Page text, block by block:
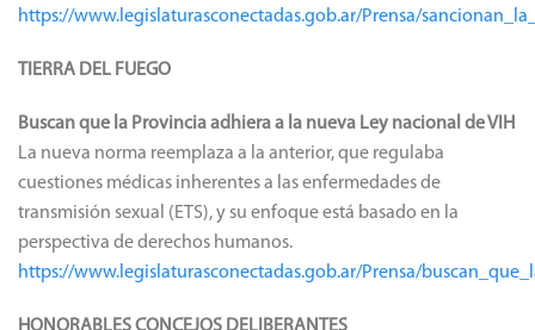
https://www.legislaturasconectadas.gob.ar/Prensa/
TIERRA DEL FUEGO
Buscan que la Provincia adhiera a la nueva Ley nacional de VIH
La nueva norma reemplaza a la anterior, que regulaba
cuestiones médicas inherentes a las enfermedades de
transmisión sexual (ETS), y su enfoque está basado en la
perspectiva de derechos humanos.
https://www.legislaturasconectadas.gob.ar/Prensa/
HONORABLES CONCEJOS DELIBERANTES